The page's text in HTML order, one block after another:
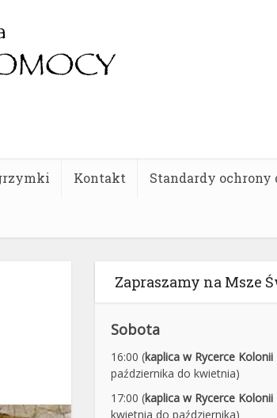
Kontakt Standardy ochrony
Zapraszamy na Msze
Sobota
16:00 (kaplica w Rycerce Kolonii
października do kwietnia)
17:00 (kaplica w Rycerce Kolonii
kwietnia do października)